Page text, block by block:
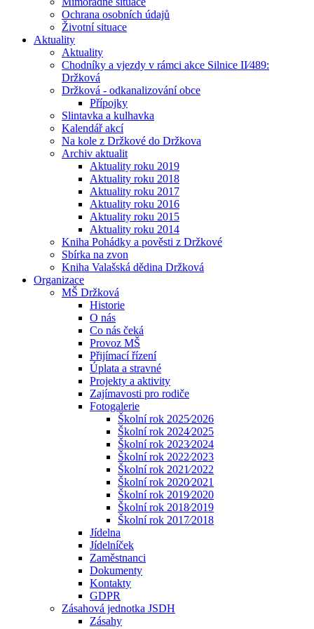
Ochrana osobních údajů
Životní situace
Aktuality
Aktuality
Chodníky a vjezdy v rámci akce Silnice II⁄489:
Držková
Držková - odkanalizování obce
Přípojky
Slintavka a kulhavka
Kalendář akcí
Na kole z Držkové do Držkova
Archiv aktualit
Aktuality roku 2019
Aktuality roku 2018
Aktuality roku 2017
Aktuality roku 2016
Aktuality roku 2015
Aktuality roku 2014
Kniha Pohádky a pověsti z Držkové
Sbírka na zvon
Kniha Valašská dědina Držková
Organizace
MŠ Držková
Historie
O nás
Co nás čeká
Provoz MŠ
Přijímací řízení
Úplata a stravné
Projekty a aktivity
Zajímavosti pro rodiče
Fotogalerie
Školní rok 2025⁄2026
Školní rok 2024⁄2025
Školní rok 2023⁄2024
Školní rok 2022⁄2023
Školní rok 2021⁄2022
Školní rok 2020⁄2021
Školní rok 2019⁄2020
Školní rok 2018⁄2019
Školní rok 2017⁄2018
Jídelna
Jídelníček
Zaměstnanci
Dokumenty
Kontakty
GDPR
Zásahová jednotka JSDH
Zásahy